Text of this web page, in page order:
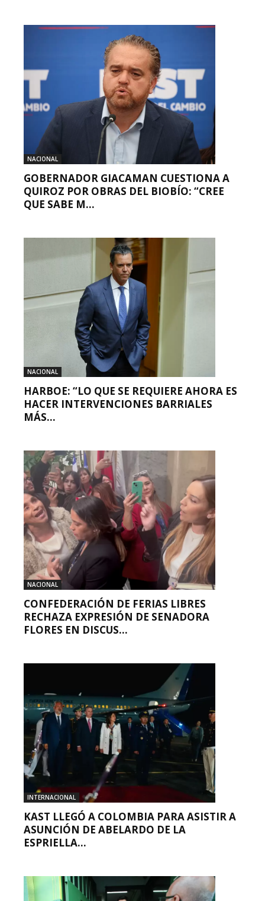
NACIONAL
GOBERNADOR GIACAMAN CUESTIONA A
QUIROZ POR OBRAS DEL BIOBÍO: “CREE
QUE SABE M...
NACIONAL
HARBOE: “LO QUE SE REQUIERE AHORA ES
HACER INTERVENCIONES BARRIALES
MÁS...
NACIONAL
CONFEDERACIÓN DE FERIAS LIBRES
RECHAZA EXPRESIÓN DE SENADORA
FLORES EN DISCUS...
INTERNACIONAL
KAST LLEGÓ A COLOMBIA PARA ASISTIR A
ASUNCIÓN DE ABELARDO DE LA
ESPRIELLA...